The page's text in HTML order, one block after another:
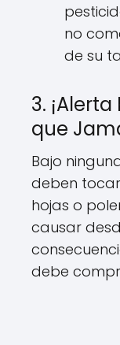
no
de su
3.
que
Bajo
deben
hojas o
causar
debe